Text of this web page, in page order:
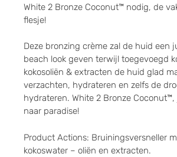
White 2 Bronze Coconut™ nodig, de
flesje!
Deze bronzing crème zal de huid een
beach look geven terwijl toegevoegd
kokosoliën & extracten de huid glad
verzachten, hydrateren en zelfs de
hydrateren. White 2 Bronze
naar paradise!
Product Actions: Bruiningsversneller
kokoswater – oliën en extracten.